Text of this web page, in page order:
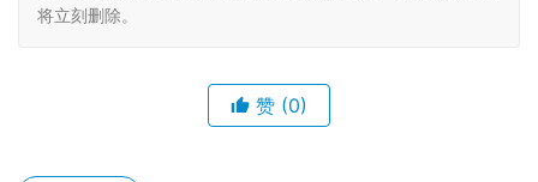
将立刻删除。
赞 (0)